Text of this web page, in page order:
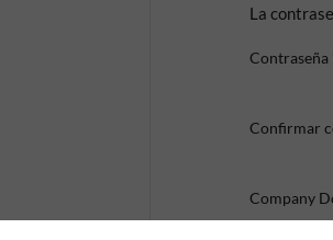
La
Contraseña
Confirmar
Company